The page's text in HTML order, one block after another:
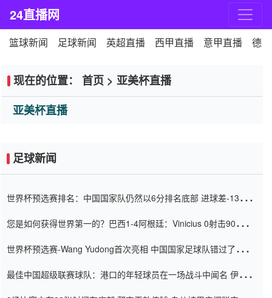
24直播网
篮球新闻 足球新闻 英超直播 西甲直播 意甲直播 德
现在的位置： 首页 > 亚美杯直播
亚美杯直播
足球新闻
世界杯预选赛排名：中国国家队仍然以6分排名底部 进球差-13令人
您是如何获得世界第一的？巴西1-4阿根廷：Vinicius 0射击90分钟
世界杯预选赛-Wang Yudong首次亮相 中国国家足球队错过了世界
最佳中国超级联赛球队：港口的年轻球员在一场战斗中闻名 伊万放